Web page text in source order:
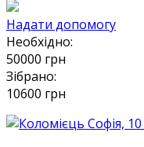
Надати допомогу
Необхідно:
50000 грн
Зібрано:
10600 грн